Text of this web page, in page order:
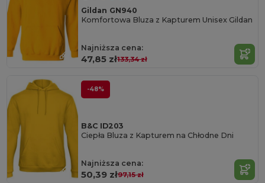
Gildan GN940
Komfortowa Bluza z Kapturem Unisex Gildan
Najniższa cena:
47,85 zł133,34 zł
-48%
B&C ID203
Ciepła Bluza z Kapturem na Chłodne Dni
Najniższa cena:
50,39 zł97,15 zł